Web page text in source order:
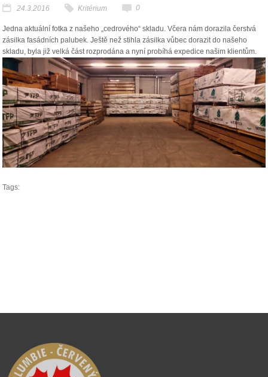
24.3.2016 Kritérium 0
Jedna aktuální fotka z našeho „cedrového“ skladu. Včera nám dorazila čerstvá
zásilka fasádních palubek. Ještě než stihla zásilka vůbec dorazit do našeho
skladu, byla již velká část rozprodána a nyní probíhá expedice našim klientům.
Tags: